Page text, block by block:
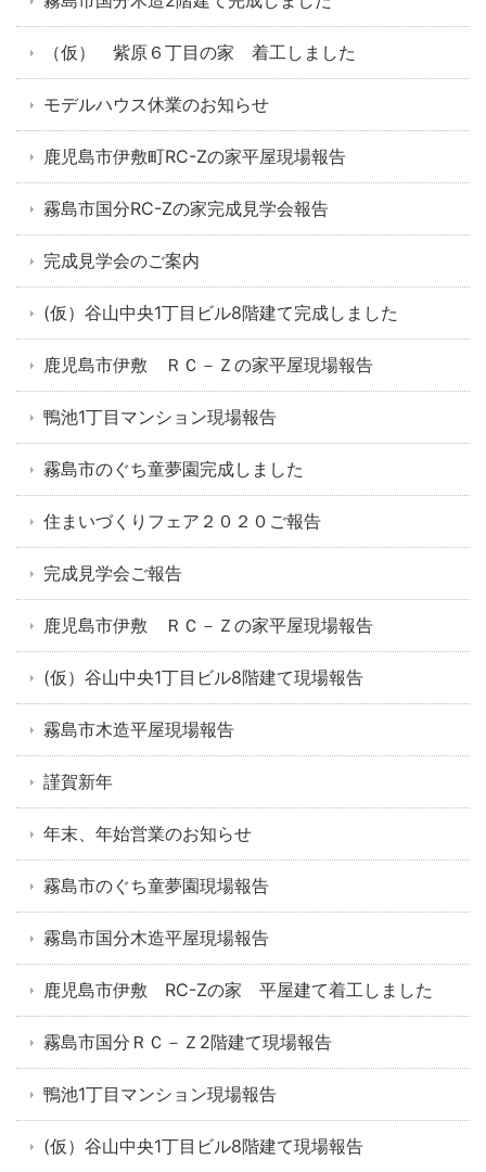
（仮） 紫原６丁目の家 着工しました
モデルハウス休業のお知らせ
鹿児島市伊敷町RC-Zの家平屋現場報告
霧島市国分RC-Zの家完成見学会報告
完成見学会のご案内
(仮）谷山中央1丁目ビル8階建て完成しました
鹿児島市伊敷 ＲＣ－Ｚの家平屋現場報告
鴨池1丁目マンション現場報告
霧島市のぐち童夢園完成しました
住まいづくりフェア２０２０ご報告
完成見学会ご報告
鹿児島市伊敷 ＲＣ－Ｚの家平屋現場報告
(仮）谷山中央1丁目ビル8階建て現場報告
霧島市木造平屋現場報告
謹賀新年
年末、年始営業のお知らせ
霧島市のぐち童夢園現場報告
霧島市国分木造平屋現場報告
鹿児島市伊敷 RC-Zの家 平屋建て着工しました
霧島市国分ＲＣ－Ｚ2階建て現場報告
鴨池1丁目マンション現場報告
(仮）谷山中央1丁目ビル8階建て現場報告